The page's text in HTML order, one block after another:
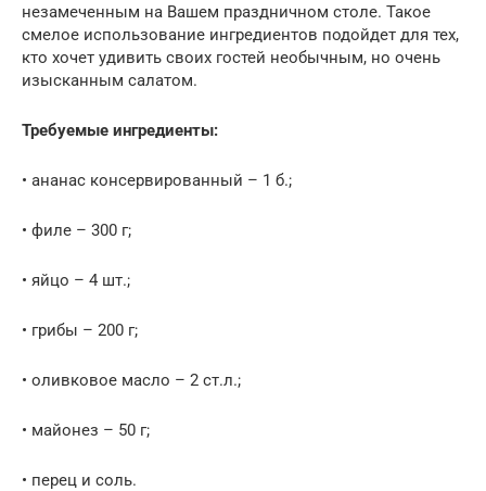
незамеченным на Вашем праздничном столе. Такое
смелое использование ингредиентов подойдет для тех,
кто хочет удивить своих гостей необычным, но очень
изысканным салатом.
Требуемые ингредиенты:
• ананас консервированный – 1 б.;
• филе – 300 г;
• яйцо – 4 шт.;
• грибы – 200 г;
• оливковое масло – 2 ст.л.;
• майонез – 50 г;
• перец и соль.